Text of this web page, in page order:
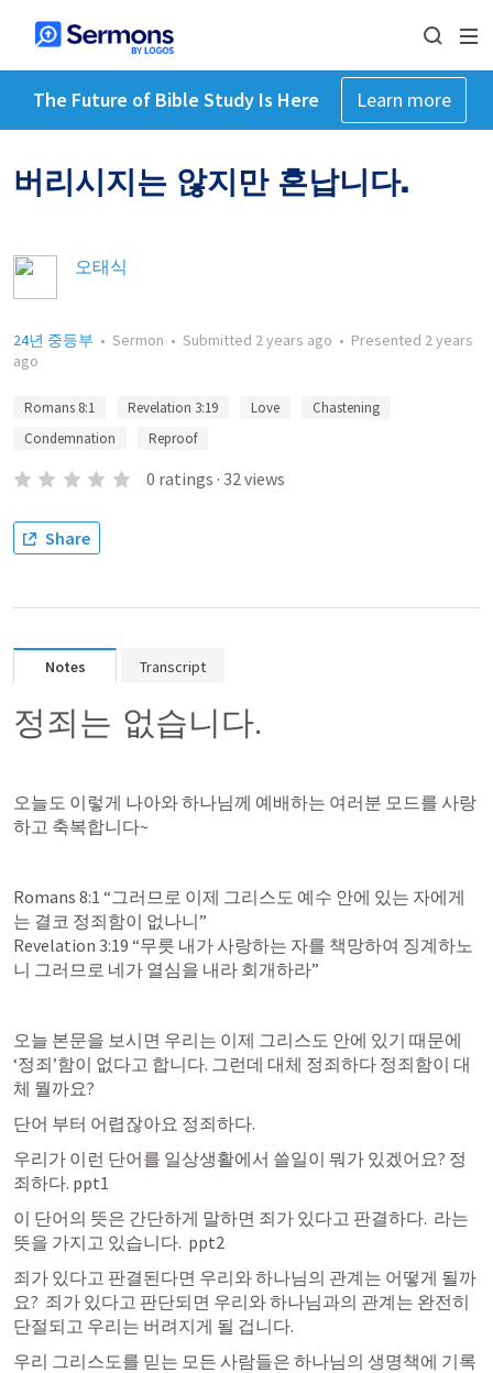
The Future of Bible Study Is Here Learn more
버리시지는 않지만 혼납니다.
오태식
24년 중등부 • Sermon • Submitted 2 years ago • Presented 2 years
ago
Romans 8:1 Revelation 3:19 Love
Chastening
Condemnation
Reproof
0 ratings · 32views
Share
Notes Transcript
정죄는 없습니다.
오늘도 이렇게 나아와 하나님께 예배하는 여러분 모드를 사랑
하고 축복합니다~
Romans 8:1 “그러므로 이제 그리스도 예수 안에 있는 자에게
Revelation 3:19 “무릇 내가 사랑하는 자를 책망하여 징계하노
니 그러므로 네가 열심을 내라 회개하라”
오늘 본문을 보시면 우리는 이제 그리스도 안에 있기 때문에
‘정죄’함이 없다고 합니다. 그런데 대체 정죄하다 정죄함이 대
체 뭘까요?
단어 부터 어렵잖아요 정죄하다.
우리가 이런 단어를 일상생활에서 쓸일이 뭐가 있겠어요? 정
죄하다. ppt1
이 단어의 뜻은 간단하게 말하면 죄가 있다고 판결하다.  라는
뜻을 가지고 있습니다.  ppt2
죄가 있다고 판결된다면 우리와 하나님의 관계는 어떻게 될까
요?  죄가 있다고 판단되면 우리와 하나님과의 관계는 완전히
단절되고 우리는 버려지게 될 겁니다.
우리 그리스도를 믿는 모든 사람들은 하나님의 생명책에 기록